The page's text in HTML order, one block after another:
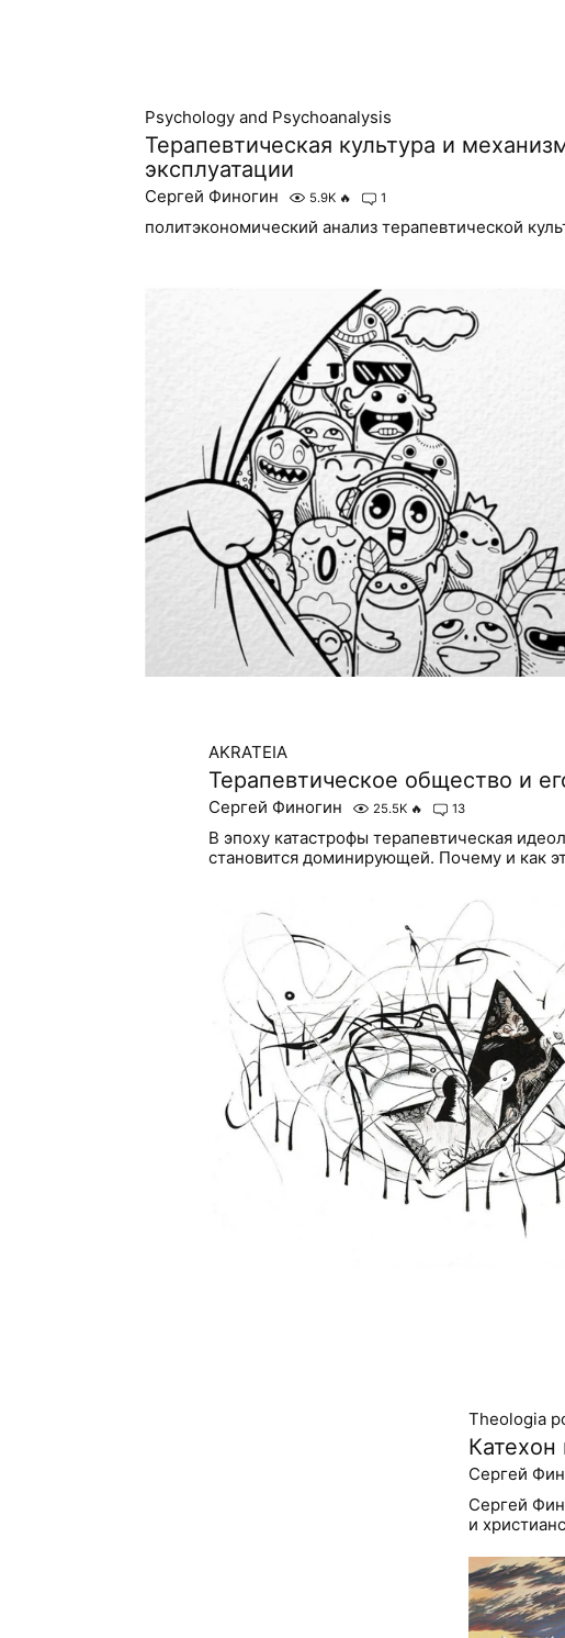
Psychology and Psychoanalysis
Терапевтическая культура и
эксплуатации
Сергей Финогин 5.9K 🔥 1
политэкономический анализ терапевтической
AKRATEIA
Терапевтическое общество и
Сергей Финогин 25.5K 🔥 13
В эпоху катастрофы терапевтическая
становится доминирующей. Почему и как
Theologia
Сергей
Сергей
и